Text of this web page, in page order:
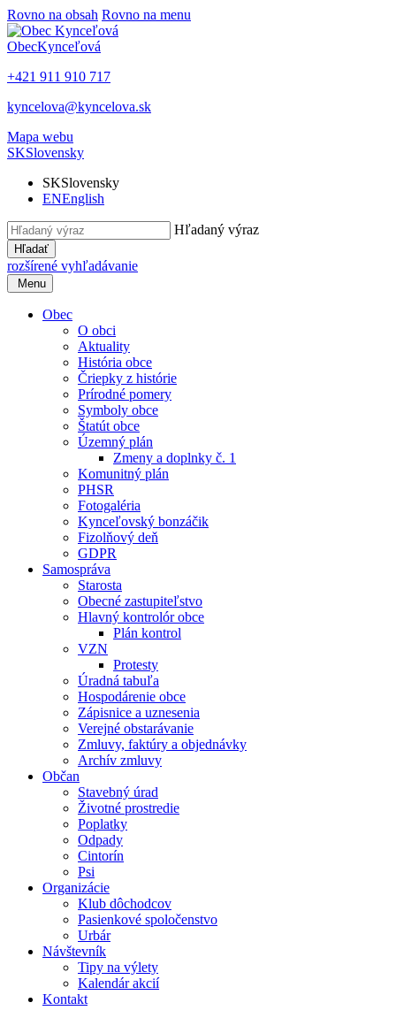
Rovno na obsah Rovno na menu
ObecKynceľová
+421 911 910 717
kyncelova@kyncelova.sk
Mapa webu
SKSlovensky
SKSlovensky
ENEnglish
Hľadaný výraz
Hľadať
rozšírené vyhľadávanie
Menu
Obec
O obci
Aktuality
História obce
Čriepky z histórie
Prírodné pomery
Symboly obce
Štatút obce
Územný plán
Zmeny a doplnky č. 1
Komunitný plán
PHSR
Fotogaléria
Kynceľovský bonzáčik
Fizolňový deň
GDPR
Samospráva
Starosta
Obecné zastupiteľstvo
Hlavný kontrolór obce
Plán kontrol
VZN
Protesty
Úradná tabuľa
Hospodárenie obce
Zápisnice a uznesenia
Verejné obstarávanie
Zmluvy, faktúry a objednávky
Archív zmluvy
Občan
Stavebný úrad
Životné prostredie
Poplatky
Odpady
Cintorín
Psi
Organizácie
Klub dôchodcov
Pasienkové spoločenstvo
Urbár
Návštevník
Tipy na výlety
Kalendár akcií
Kontakt